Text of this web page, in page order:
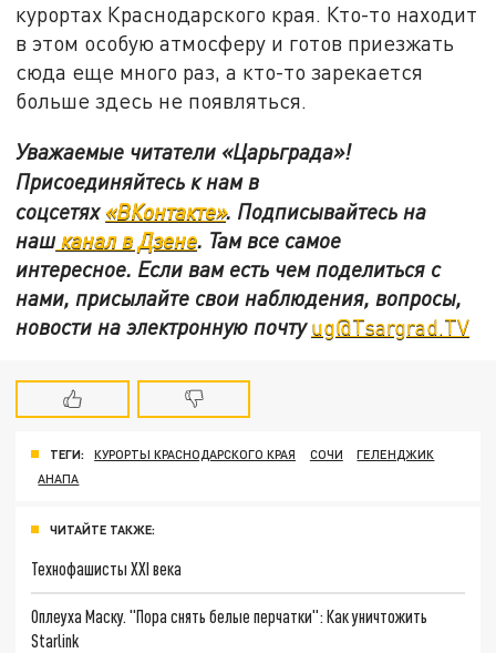
курортах Краснодарского края. Кто-то находит
в этом особую атмосферу и готов приезжать
сюда еще много раз, а кто-то зарекается
больше здесь не появляться.
Уважаемые читатели «Царьграда»!
Присоединяйтесь к нам в
соцсетях«ВКонтакте». Подписывайтесь на
нашканал в Дзене. Там все самое
интересное. Если вам есть чем поделиться с
нами, присылайте свои наблюдения, вопросы,
новости на электронную почтуug@Tsargrad.TV
ТЕГИ: КУРОРТЫ КРАСНОДАРСКОГО КРАЯ СОЧИ
ГЕЛЕНДЖИК
АНАПА
ЧИТАЙТЕ ТАКЖЕ:
Технофашисты XXI века
Оплеуха Маску. "Пора снять белые перчатки": Как уничтожить
Starlink